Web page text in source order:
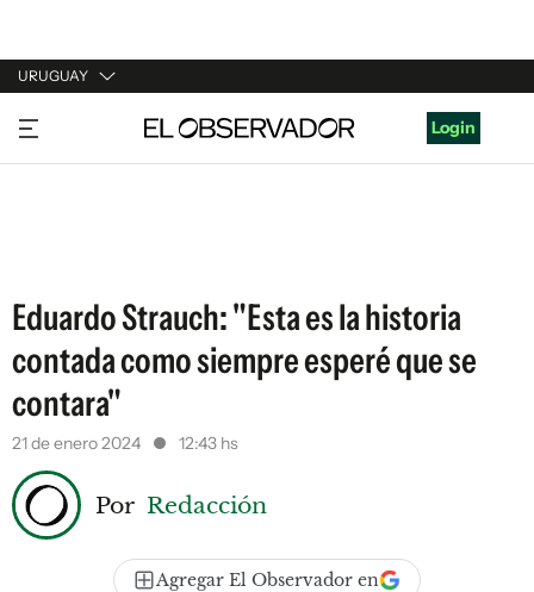
URUGUAY
URUGUAY
ARGENTINA
Login
Eduardo Strauch: "Esta es la historia
contada como siempre esperé que se
contara"
21 de enero 2024 12:43 hs
Por Redacción
Agregar El Observador en